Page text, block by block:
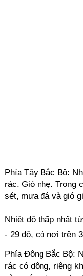
Phía Tây Bắc Bộ:
rác. Gió nhẹ. Trong
sét, mưa đá và gió
Nhiệt độ thấp nhất
- 29 độ, có nơi trên
Phía Đông Bắc Bộ:
rác có dông, riêng